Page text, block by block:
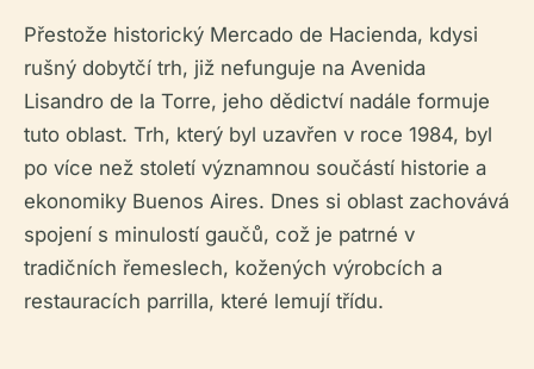
Přestože historický Mercado de Hacienda, kdysi
rušný dobytčí trh, již nefunguje na Avenida
Lisandro de la Torre, jeho dědictví nadále formuje
tuto oblast. Trh, který byl uzavřen v roce 1984, byl
po více než století významnou součástí historie a
ekonomiky Buenos Aires. Dnes si oblast zachovává
spojení s minulostí gaučů, což je patrné v
tradičních řemeslech, kožených výrobcích a
restauracích parrilla, které lemují třídu.